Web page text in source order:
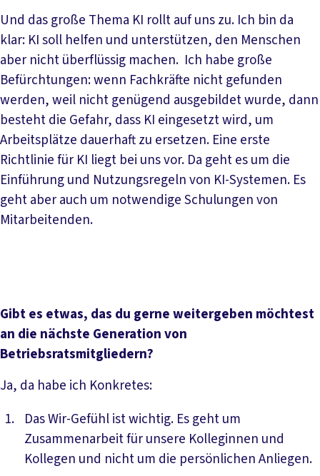
Und das große Thema KI rollt auf uns zu. Ich bin da
klar: KI soll helfen und unterstützen, den Menschen
aber nicht überflüssig machen. Ich habe große
Befürchtungen: wenn Fachkräfte nicht gefunden
werden, weil nicht genügend ausgebildet wurde, dann
besteht die Gefahr, dass KI eingesetzt wird, um
Arbeitsplätze dauerhaft zu ersetzen. Eine erste
Richtlinie für KI liegt bei uns vor. Da geht es um die
Einführung und Nutzungsregeln von KI-Systemen. Es
geht aber auch um notwendige Schulungen von
Mitarbeitenden.
Gibt es etwas, das du gerne weitergeben möchtest
an die nächste Generation von
Betriebsratsmitgliedern?
Ja, da habe ich Konkretes:
Das Wir-Gefühl ist wichtig. Es geht um
Zusammenarbeit für unsere Kolleginnen und
Kollegen und nicht um die persönlichen Anliegen.